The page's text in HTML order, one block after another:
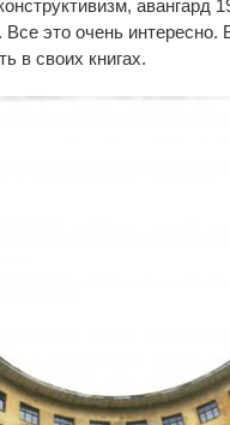
авангард
это очень интересно.
в своих книгах.